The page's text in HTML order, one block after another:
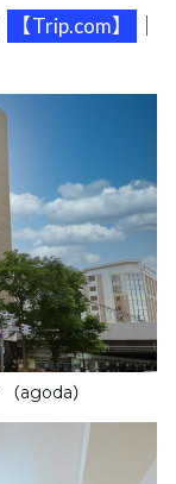
【Trip.com】
agoda）